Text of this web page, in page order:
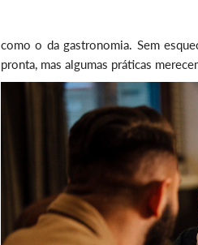
como o da gastronomia. Sem
pronta, mas algumas práticas